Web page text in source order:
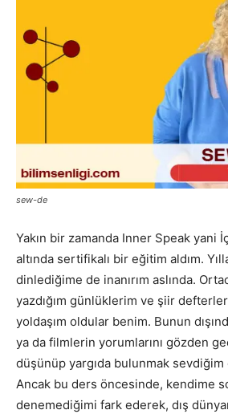
sew-de
Yakın bir zamanda Inner Speak yani
altında sertifikalı bir eğitim aldım.
dinlediğime de inanırım aslında.
yazdığım günlüklerim ve şiir
yoldaşım oldular benim. Bunun
ya da filmlerin yorumlarını gözden
düşünüp yargıda bulunmak
Ancak bu ders öncesinde, kendime
denemediğimi fark ederek, dış